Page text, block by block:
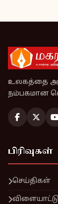
உலகத்தை
நம்பகமான
பிரிவுகள்
செய்திகள்
விளையாட்டு